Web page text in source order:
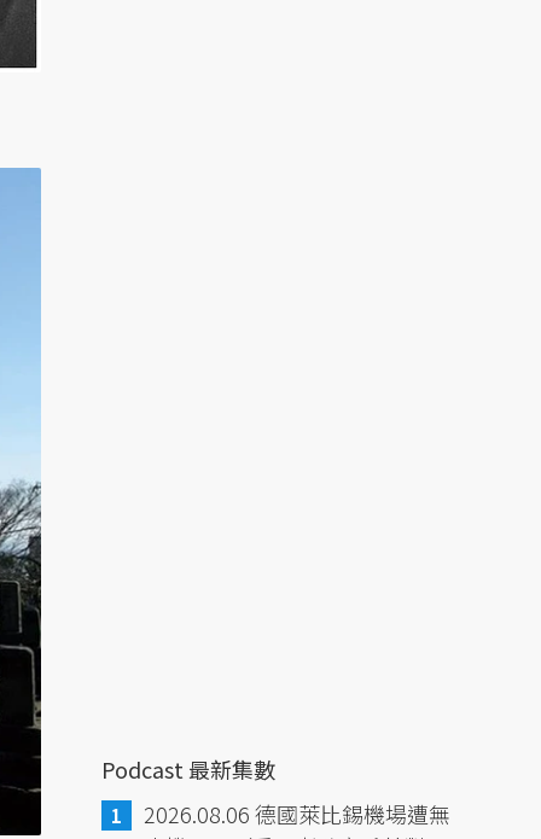
Podcast 最新集數
2026.08.06 德國萊比錫機場遭無